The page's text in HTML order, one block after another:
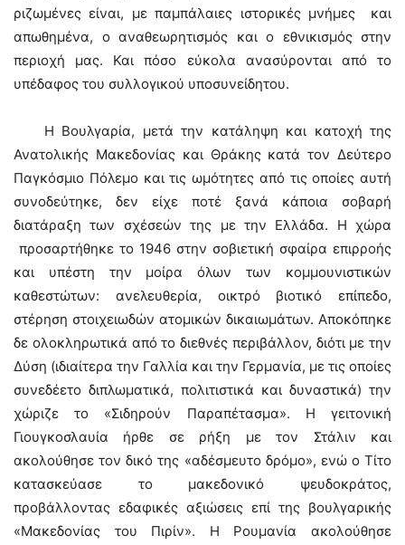
ριζωμένες είναι, με παμπάλαιες ιστορικές μνήμες και
απωθημένα, ο αναθεωρητισμός και ο εθνικισμός στην
περιοχή μας. Και πόσο εύκολα ανασύρονται από το
υπέδαφος του συλλογικού υποσυνείδητου.
Η Βουλγαρία, μετά την κατάληψη και κατοχή της
Ανατολικής Μακεδονίας και Θράκης κατά τον Δεύτερο
Παγκόσμιο Πόλεμο και τις ωμότητες από τις οποίες αυτή
συνοδεύτηκε, δεν είχε ποτέ ξανά κάποια σοβαρή
διατάραξη των σχέσεών της με την Ελλάδα. Η χώρα
προσαρτήθηκε το 1946 στην σοβιετική σφαίρα επιρροής
και υπέστη την μοίρα όλων των κομμουνιστικών
καθεστώτων: ανελευθερία, οικτρό βιοτικό επίπεδο,
στέρηση στοιχειωδών ατομικών δικαιωμάτων. Αποκόπηκε
δε ολοκληρωτικά από το διεθνές περιβάλλον, διότι με την
Δύση (ιδιαίτερα την Γαλλία και την Γερμανία, με τις οποίες
συνεδέετο διπλωματικά, πολιτιστικά και δυναστικά) την
χώριζε το «Σιδηρούν Παραπέτασμα». Η γειτονική
Γιουγκοσλαυία ήρθε σε ρήξη με τον Στάλιν και
ακολούθησε τον δικό της «αδέσμευτο δρόμο», ενώ ο Τίτο
κατασκεύασε το μακεδονικό ψευδοκράτος,
προβάλλοντας εδαφικές αξιώσεις επί της βουλγαρικής
«Μακεδονίας του Πιρίν». Η Ρουμανία ακολούθησε